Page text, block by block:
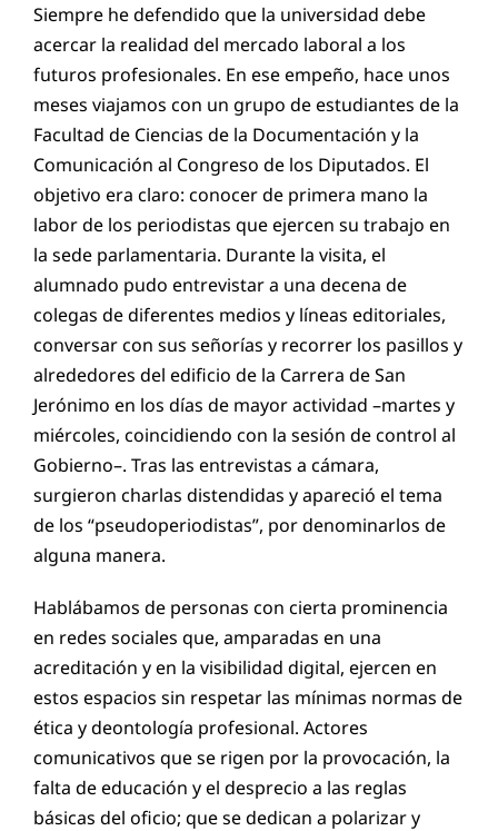
Siempre he defendido que la universidad debe
acercar la realidad del mercado laboral a los
futuros profesionales. En ese empeño, hace unos
meses viajamos con un grupo de estudiantes de la
Facultad de Ciencias de la Documentación y la
Comunicación al Congreso de los Diputados. El
objetivo era claro: conocer de primera mano la
labor de los periodistas que ejercen su trabajo en
la sede parlamentaria. Durante la visita, el
alumnado pudo entrevistar a una decena de
colegas de diferentes medios y líneas editoriales,
conversar con sus señorías y recorrer los pasillos y
alrededores del edificio de la Carrera de San
Jerónimo en los días de mayor actividad –martes y
miércoles, coincidiendo con la sesión de control al
Gobierno–. Tras las entrevistas a cámara,
surgieron charlas distendidas y apareció el tema
de los “pseudoperiodistas”, por denominarlos de
alguna manera.
Hablábamos de personas con cierta prominencia
en redes sociales que, amparadas en una
acreditación y en la visibilidad digital, ejercen en
estos espacios sin respetar las mínimas normas de
ética y deontología profesional. Actores
comunicativos que se rigen por la provocación, la
falta de educación y el desprecio a las reglas
básicas del oficio; que se dedican a polarizar y